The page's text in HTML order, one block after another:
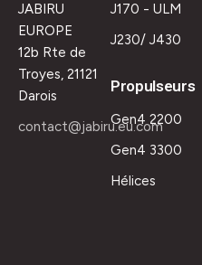
JABIRU
EUROPE
12b Rte de
Troyes, 21121
Darois
contact@jabiru.eu.com
J170 - ULM
J230/ J430
Propulseurs
Gen4 2200
Gen4 3300
Hélices